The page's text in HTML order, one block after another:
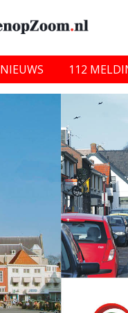
NIEUWS 112